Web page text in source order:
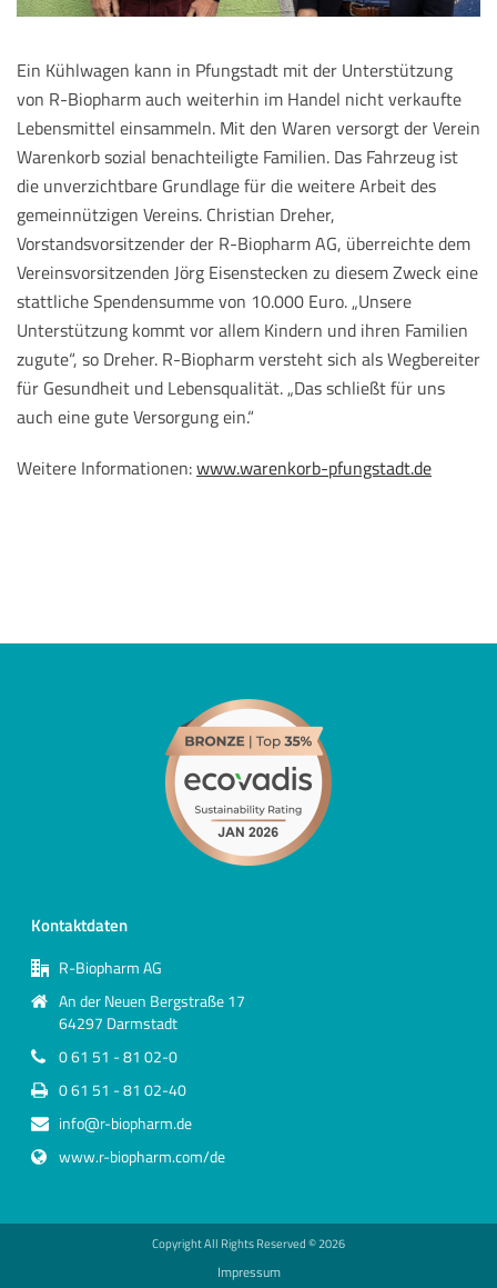
Ein Kühlwagen kann in Pfungstadt mit der Unterstützung
von R-Biopharm auch weiterhin im Handel nicht verkaufte
Lebensmittel einsammeln. Mit den Waren versorgt der Verein
Warenkorb sozial benachteiligte Familien. Das Fahrzeug ist
die unverzichtbare Grundlage für die weitere Arbeit des
gemeinnützigen Vereins. Christian Dreher,
Vorstandsvorsitzender der R-Biopharm AG, überreichte dem
Vereinsvorsitzenden Jörg Eisenstecken zu diesem Zweck eine
stattliche Spendensumme von 10.000 Euro. „Unsere
Unterstützung kommt vor allem Kindern und ihren Familien
zugute“, so Dreher. R-Biopharm versteht sich als Wegbereiter
für Gesundheit und Lebensqualität. „Das schließt für uns
auch eine gute Versorgung ein.“
Weitere Informationen:www.warenkorb-pfungstadt.de
Kontaktdaten
R-Biopharm AG
An der Neuen Bergstraße 17
64297 Darmstadt
0 61 51 - 81 02-0
0 61 51 - 81 02-40
info@r-biopharm.de
www.r-biopharm.com/de
Copyright All Rights Reserved ©2026
Impressum